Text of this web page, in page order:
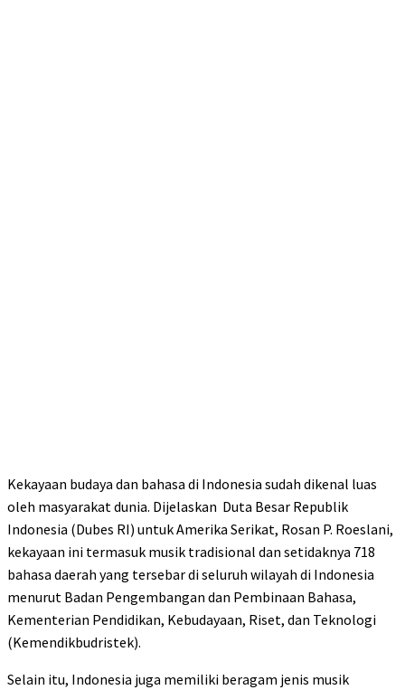
Kekayaan budaya dan bahasa di Indonesia sudah dikenal luas
oleh masyarakat dunia. Dijelaskan Duta Besar Republik
Indonesia (Dubes RI) untuk Amerika Serikat, Rosan P. Roeslani,
kekayaan ini termasuk musik tradisional dan setidaknya 718
bahasa daerah yang tersebar di seluruh wilayah di Indonesia
menurut Badan Pengembangan dan Pembinaan Bahasa,
Kementerian Pendidikan, Kebudayaan, Riset, dan Teknologi
(Kemendikbudristek).
Selain itu, Indonesia juga memiliki beragam jenis musik